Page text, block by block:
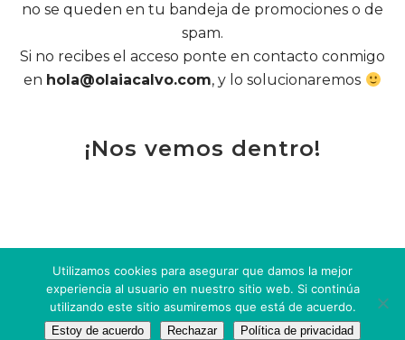
no se queden en tu bandeja de promociones o de
spam.
Si no recibes el acceso ponte en contacto conmigo
en hola@olaiacalvo.com, y lo solucionaremos
¡Nos vemos dentro!
Utilizamos cookies para asegurar que damos la mejor
experiencia al usuario en nuestro sitio web. Si continúa
utilizando este sitio asumiremos que está de acuerdo.
Estoy de acuerdo Rechazar Política de privacidad